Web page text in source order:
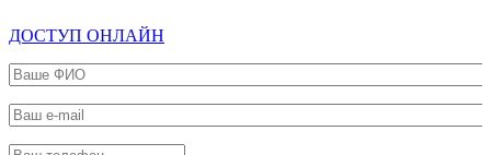
ДОСТУП ОНЛАЙН
Ваше ФИО
Ваш e-mail